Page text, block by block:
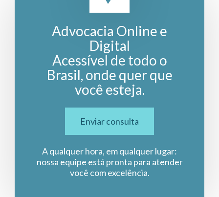
Advocacia Online e
Digital
Acessível de todo o
Brasil, onde quer que
você esteja.
Enviar consulta
A qualquer hora, em qualquer lugar:
nossa equipe está pronta para atender
você com excelência.